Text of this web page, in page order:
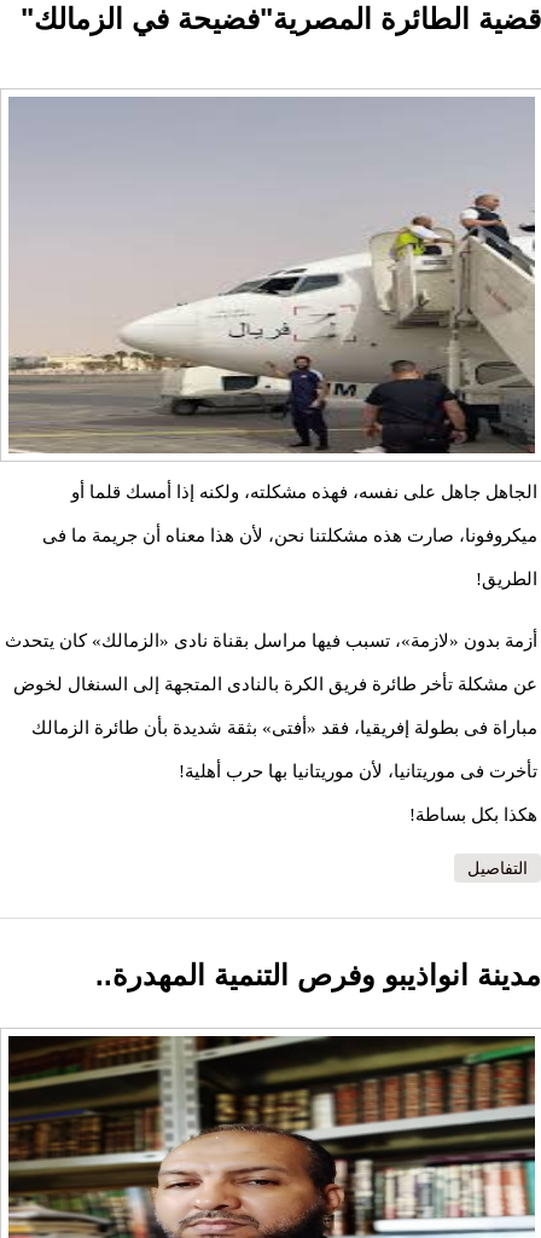
قضية الطائرة المصرية"فضيحة في الزمالك"
الجاهل جاهل على نفسه، فهذه مشكلته، ولكنه إذا أمسك قلما أو
ميكروفونا، صارت هذه مشكلتنا نحن، لأن هذا معناه أن جريمة ما فى
الطريق!
أزمة بدون «لازمة»، تسبب فيها مراسل بقناة نادى «الزمالك» كان يتحدث
عن مشكلة تأخر طائرة فريق الكرة بالنادى المتجهة إلى السنغال لخوض
مباراة فى بطولة إفريقيا، فقد «أفتى» بثقة شديدة بأن طائرة الزمالك
تأخرت فى موريتانيا، لأن موريتانيا بها حرب أهلية!
هكذا بكل بساطة!
التفاصيل
مدينة انواذيبو وفرص التنمية المهدرة..